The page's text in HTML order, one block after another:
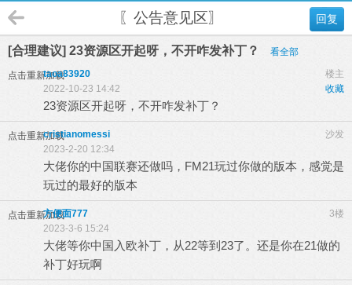
回复
〖公告意见区〗
[合理建议] 23资源区开起呀，不开咋发补丁？ 看全部
点击重新加载 楼主
taoa83920
收藏
2022-10-23 14:42
23资源区开起呀，不开咋发补丁？
点击重新加载 沙发
cristianomessi
2023-2-20 12:34
大佬你的中国联赛还做吗，FM21玩过你做的版本，感觉是
玩过的最好的版本
点击重新加载 3楼
方便面777
2023-3-6 15:24
大佬等你中国入欧补丁，从22等到23了。还是你在21做的
补丁好玩啊